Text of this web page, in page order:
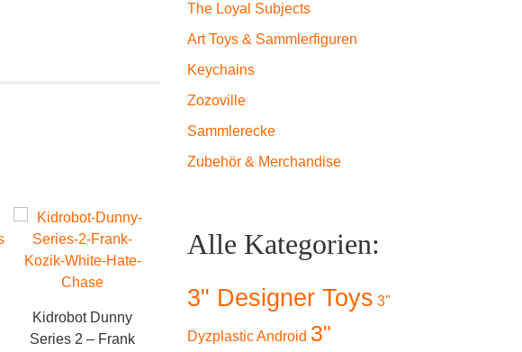
Kidrobot Dunny
Series 2 – Frank
Kidrobot Dunny
Donny
-20%
The Loyal Subjects
Art Toys & Sammlerfiguren
Keychains
Zozoville
Sammlerecke
Zubehör & Merchandise
Alle Kategorien:
3" Designer Toys 3"
Dyzplastic Android 3"